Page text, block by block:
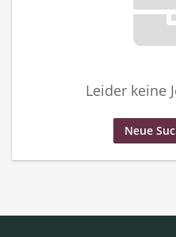
Leider keine
Neue